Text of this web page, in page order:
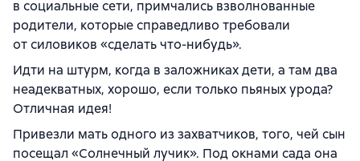
в социальные сети, примчались взволнованные
родители, которые справедливо требовали
от силовиков «сделать что-нибудь».
Идти на штурм, когда в заложниках дети, а там два
неадекватных, хорошо, если только пьяных урода?
Отличная идея!
Привезли мать одного из захватчиков, того, чей сын
посещал «Солнечный лучик». Под окнами сада она